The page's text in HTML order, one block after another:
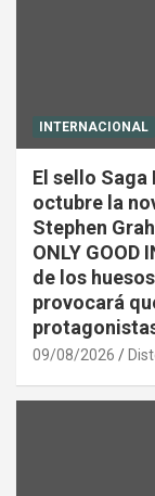
INTERNACIONAL
El sello
octubre la
Stephen
ONLY
de los
provocará
09/08/2026